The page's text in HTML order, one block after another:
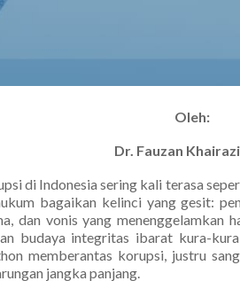
Oleh:
Dr. Fauzan
di Indonesia sering kali terasa
bagaikan kelinci yang gesit:
dan vonis yang menenggelamkan
budaya integritas ibarat kura-
memberantas korupsi, justru
jangka panjang.